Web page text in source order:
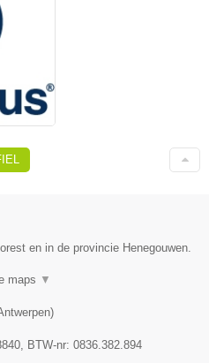
en in de provincie Henegouwen.
maps ▼
)
, BTW-nr: 0836.382.894